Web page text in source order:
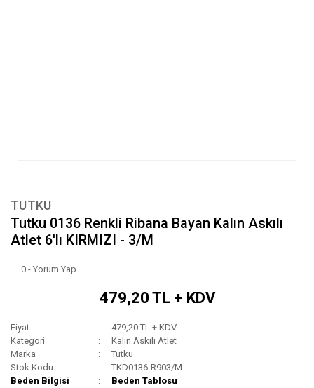
TUTKU
Tutku 0136 Renkli Ribana Bayan Kalın Askılı
Atlet 6'lı KIRMIZI - 3/M
0 - Yorum Yap
479,20 TL + KDV
Fiyat
479,20 TL + KDV
Kategori
Kalın Askılı Atlet
Marka
Tutku
Stok Kodu
TKD0136-R903/M
Beden Bilgisi
Beden Tablosu